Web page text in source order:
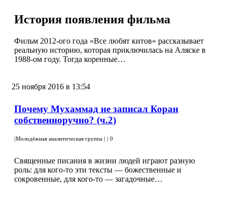
История появления фильма
Фильм 2012-ого года «Все любят китов» рассказывает
реальную историю, которая приключилась на Аляске в
1988-ом году. Тогда коренные…
25 ноября 2016 в 13:54
Почему Мухаммад не записал Коран
собственноручно? (ч.2)
|Молодёжная аналитическая группа | | 0
Священные писания в жизни людей играют разную
роль: для кого-то эти тексты — божественные и
сокровенные, для кого-то — загадочные…